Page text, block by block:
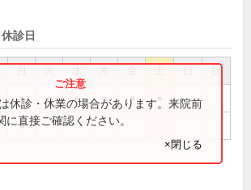
診日
祝
● ● ● ● ●
●
休診・休業の場合があります。来院前
に直接ご確認ください。
×閉じる